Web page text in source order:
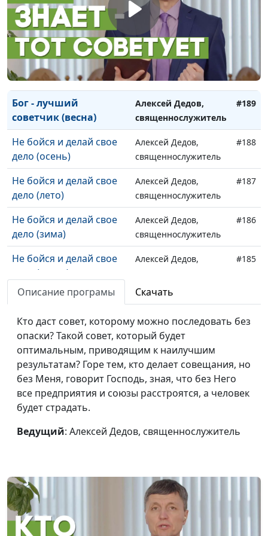
Бог - лучший советчик
(лето)
Алексей Дедов,
священнослужитель
Бог - лучший советчик
(зима)
Алексей Дедов,
священнослужитель
#190
Бог - лучший
советчик (весна)
Алексей Дедов,
священнослужитель
#189
Не бойся и делай свое
дело (осень)
Алексей Дедов,
священнослужитель
#188
Не бойся и делай свое
дело (лето)
Алексей Дедов,
священнослужитель
#187
Не бойся и делай свое
дело (зима)
Алексей Дедов,
священнослужитель
#186
Не бойся и делай свое
дело (весна)
Алексей Дедов,
#185
Бог любит всех
Алексей Дедов,
Бог любит всех
одинаково (лето)
Алексей Дедов,
священнослужитель
Бог любит всех
одинаково (зима)
Алексей Дедов,
священнослужитель
Бог любит всех
одинаково (весна)
священнослужитель
Честные отношения с
Богом (лето)
Алексей Дедов,
священнослужитель
Честные отношения с
Алексей Дедов,
Описание програмы Скачать
Кто даст совет, которому можно последовать без
опаски? Такой совет, который будет
оптимальным, приводящим к наилучшим
результатам? Горе тем, кто делает совещания, но
без Меня, говорит Господь, зная, что без Него
все предприятия и союзы расстроятся, а человек
будет страдать.
Ведущий: Алексей Дедов, священнослужитель